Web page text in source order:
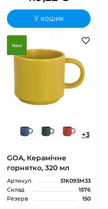
У кошик
+3
GOA, Керамічне
горнятко, 320 мл
Артикул:
51K093M33
Склад
1576
Резерв
150